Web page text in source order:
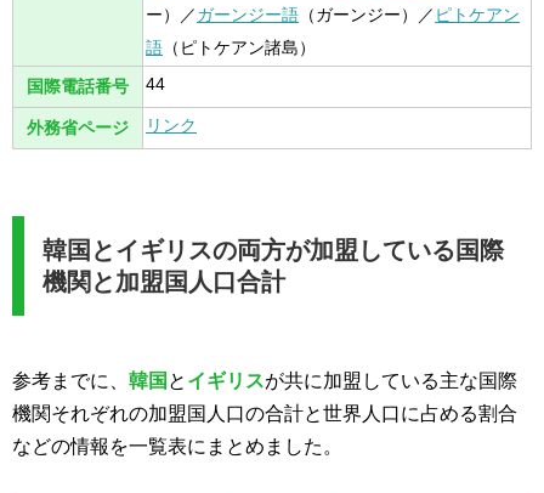
ー）／ガーンジー語 （ガーンジー）／ ピトケアン
語 （ピトケアン諸島）
国際電話番号
44
外務省ページ リンク
韓国とイギリスの両方が加盟している国際
機関と加盟国人口合計
参考までに、 韓国 と イギリスが共に加盟している主な国際
機関それぞれの加盟国人口の合計と世界人口に占める割合
などの情報を一覧表にまとめました。